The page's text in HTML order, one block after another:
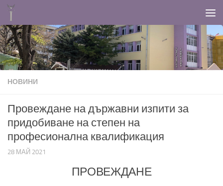
НОВИНИ
Провеждане на държавни изпити за
придобиване на степен на
професионална квалификация
28 МАЙ 2021
ПРОВЕЖДАНЕ